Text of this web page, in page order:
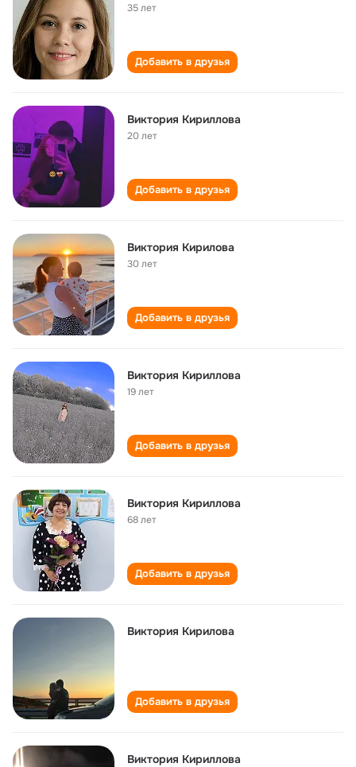
35 лет
Добавить в друзья
Виктория Кириллова
20 лет
Добавить в друзья
Виктория Кирилова
30 лет
Добавить в друзья
Виктория Кириллова
19 лет
Добавить в друзья
Виктория Кириллова
68 лет
Добавить в друзья
Виктория Кирилова
Добавить в друзья
Виктория Кириллова